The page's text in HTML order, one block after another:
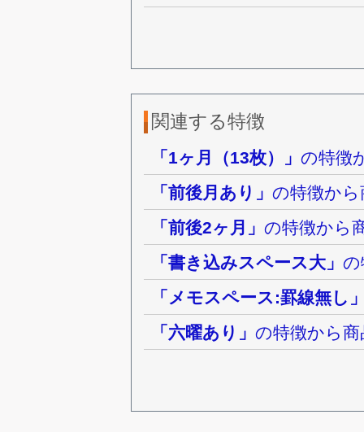
関連する特徴
「1ヶ月（13枚）」の特徴
「前後月あり」の特徴か
「前後2ヶ月」の特徴から
「書き込みスペース大」
「メモスペース:罫線無し
「六曜あり」の特徴から